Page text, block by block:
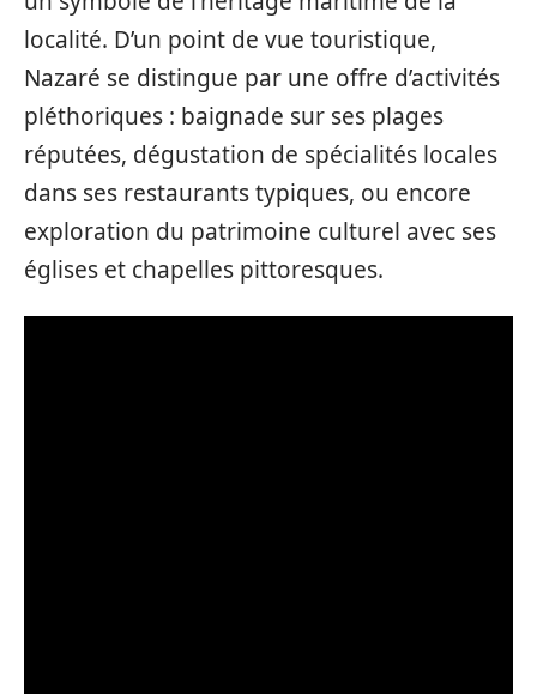
localité. D’un point de vue touristique,
Nazaré se distingue par une offre d’activités
pléthoriques : baignade sur ses plages
réputées, dégustation de spécialités locales
dans ses restaurants typiques, ou encore
exploration du patrimoine culturel avec ses
églises et chapelles pittoresques.